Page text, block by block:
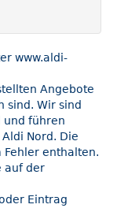
www.aldi-
Angebote
sind. Wir sind
und führen
Nord. Die
Fehler enthalten.
auf der
Eintrag